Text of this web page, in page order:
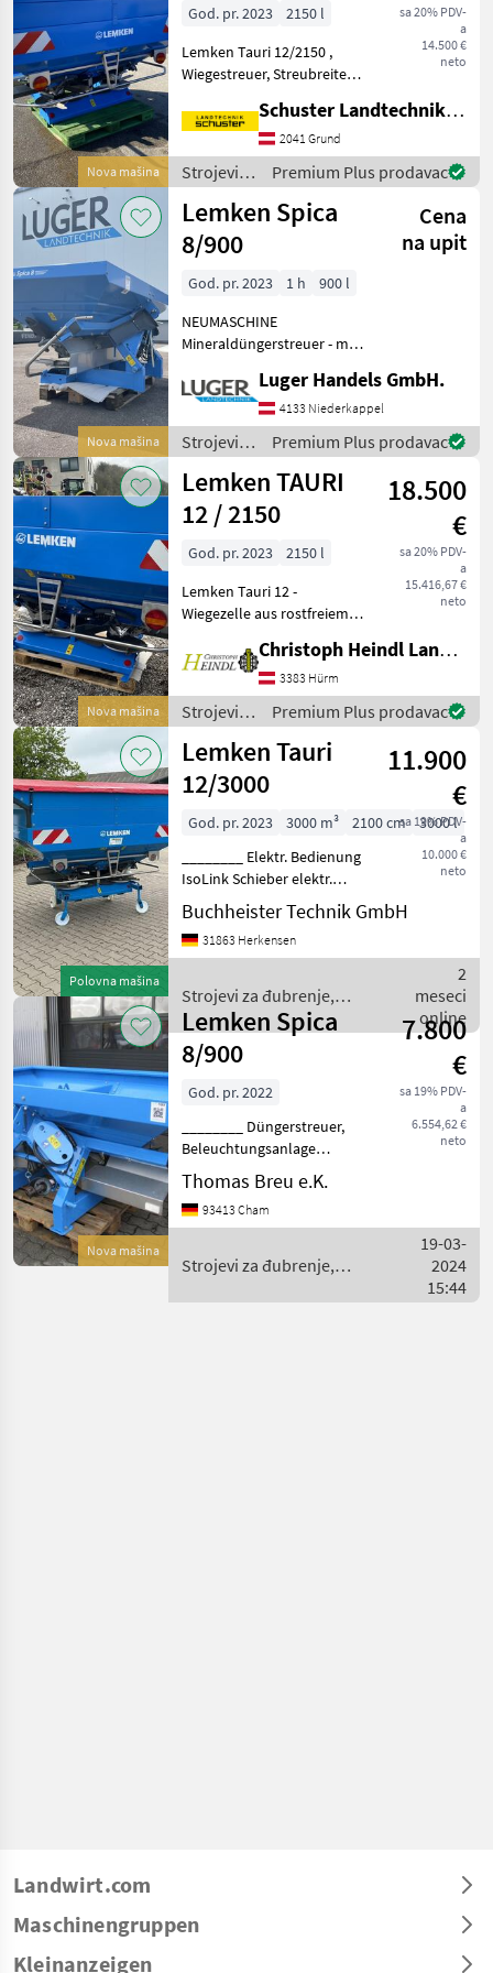
Spica
MARKETPLACE
Marketplace
Ponude
trgovaca
Oglasi
/ Lemken
Nova mašina
sa 20% PDV-
a
14.500 €
neto
God. pr. 2023
2150 l
Lemken Tauri 12/2150 ,
Wiegestreuer, Streubreite
Bedienung ISOLINK mit
Vorbereitung für Betrieb
mit beliebigem ISOBUS-
Terminal, Schieberein
Schuster Landtechnik Grund
2041 Grund
Strojevi
za
đubrenje,
gnojenje i
navodnjavanje
/ Lemken
Premium Plus prodavac
Nova mašina
Lemken Spica
8/900
Cena
na upit
God. pr. 2023 1 h
900 l
NEUMASCHINE
Mineraldüngerstreuer - mit
Trichterausführung - mit
zweiteiligem Einfüllsieb -
mit Dreipunktanbau Kat 2 -
mit Streusch
Luger Handels GmbH.
4133 Niederkappel
Strojevi
za
đubrenje,
gnojenje i
navodnjavanje
/ Lemken
Premium Plus prodavac
Nova mašina
Lemken TAURI
12 / 2150
18.500
€
sa 20% PDV-
a
15.416,67 €
neto
God. pr. 2023
2150 l
Lemken Tauri 12 -
Wiegezelle aus rostfreiem
automatisch aus der
Traktorkabine - Isolink
Bedienung über beliebiges
ISOBUS Terminal - Tei
Christoph Heindl Landtechnik GmbH, Inning
3383 Hürm
Strojevi
za
đubrenje,
gnojenje i
navodnjavanje
/ Lemken
Premium Plus prodavac
Polovna mašina
Lemken Tauri
12/3000
11.900
€
sa 19% PDV-
a
10.000 €
neto
God. pr. 2023 3000 m³ 2100 cm
3000 l
________ Elektr. Bedienung
IsoLink Schieber elektr.
Zapfwellenantrieb Autom.
Abdrehprobe 6 Teilbreiten
Wiegesystem Einfüllsieb
Edelstahl Rührwerk
Buchheister Technik GmbH
31863 Herkensen
Strojevi za đubrenje,
gnojenje i navodnjavanje /
Lemken
2
meseci
online
Nova mašina
Lemken Spica
8/900
7.800
€
sa 19% PDV-
a
6.554,62 €
neto
God. pr. 2022
________ Düngerstreuer,
Beleuchtungsanlage
hinten,
Unterlenkeranschluss Kat
2, Streueinheit 12-18 m,
elektrisch bedienbar
TROBORD 2D, Schiebere
Thomas Breu e.K.
93413 Cham
Strojevi za đubrenje,
Lemken
19-03-
2024
15:44
Landwirt.com
Maschinengruppen
Kleinanzeigen